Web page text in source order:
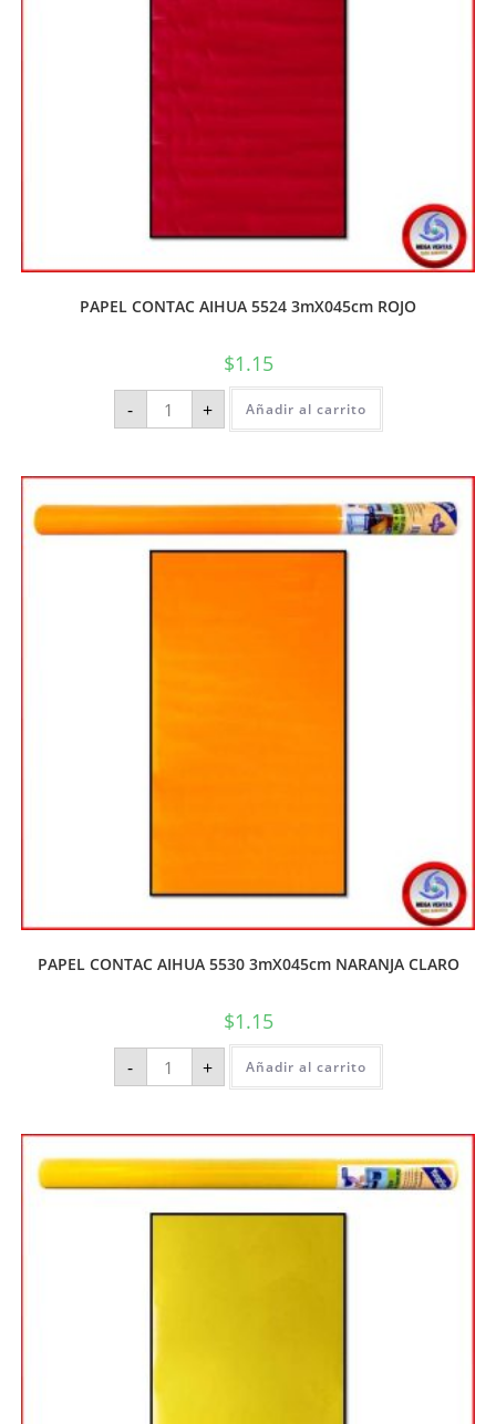
PAPEL CONTAC AIHUA 5524 3mX045cm ROJO
$1.15
- + Añadir al carrito
PAPEL CONTAC AIHUA 5530 3mX045cm NARANJA CLARO
$1.15
- + Añadir al carrito